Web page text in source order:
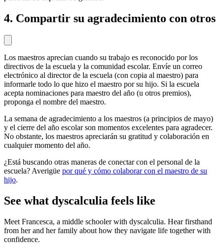
4. Compartir su agradecimiento con otros
Los maestros aprecian cuando su trabajo es reconocido por los
directivos de la escuela y la comunidad escolar. Envíe un correo
electrónico al director de la escuela (con copia al maestro) para
informarle todo lo que hizo el maestro por su hijo. Si la escuela
acepta nominaciones para maestro del año (u otros premios),
proponga el nombre del maestro.
La semana de agradecimiento a los maestros (a principios de mayo)
y el cierre del año escolar son momentos excelentes para agradecer.
No obstante, los maestros apreciarán su gratitud y colaboración en
cualquier momento del año.
¿Está buscando otras maneras de conectar con el personal de la
escuela? Averigüe por qué y cómo colaborar con el maestro de su
hijo.
See what dyscalculia feels like
Meet Francesca, a middle schooler with dyscalculia. Hear firsthand
from her and her family about how they navigate life together with
confidence.